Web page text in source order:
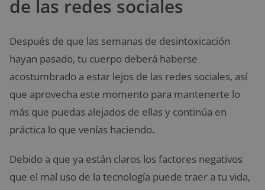
de las redes sociales
Después de que las semanas de desintoxicación
hayan pasado, tu cuerpo deberá haberse
acostumbrado a estar lejos de las redes sociales, así
que aprovecha este momento para mantenerte lo
más que puedas alejados de ellas y continúa en
práctica lo que venías haciendo.
Debido a que ya están claros los factores negativos
que el mal uso de la tecnología puede traer a tu vida,